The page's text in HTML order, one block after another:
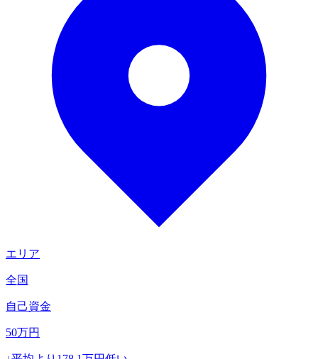
エリア
全国
自己資金
50万円